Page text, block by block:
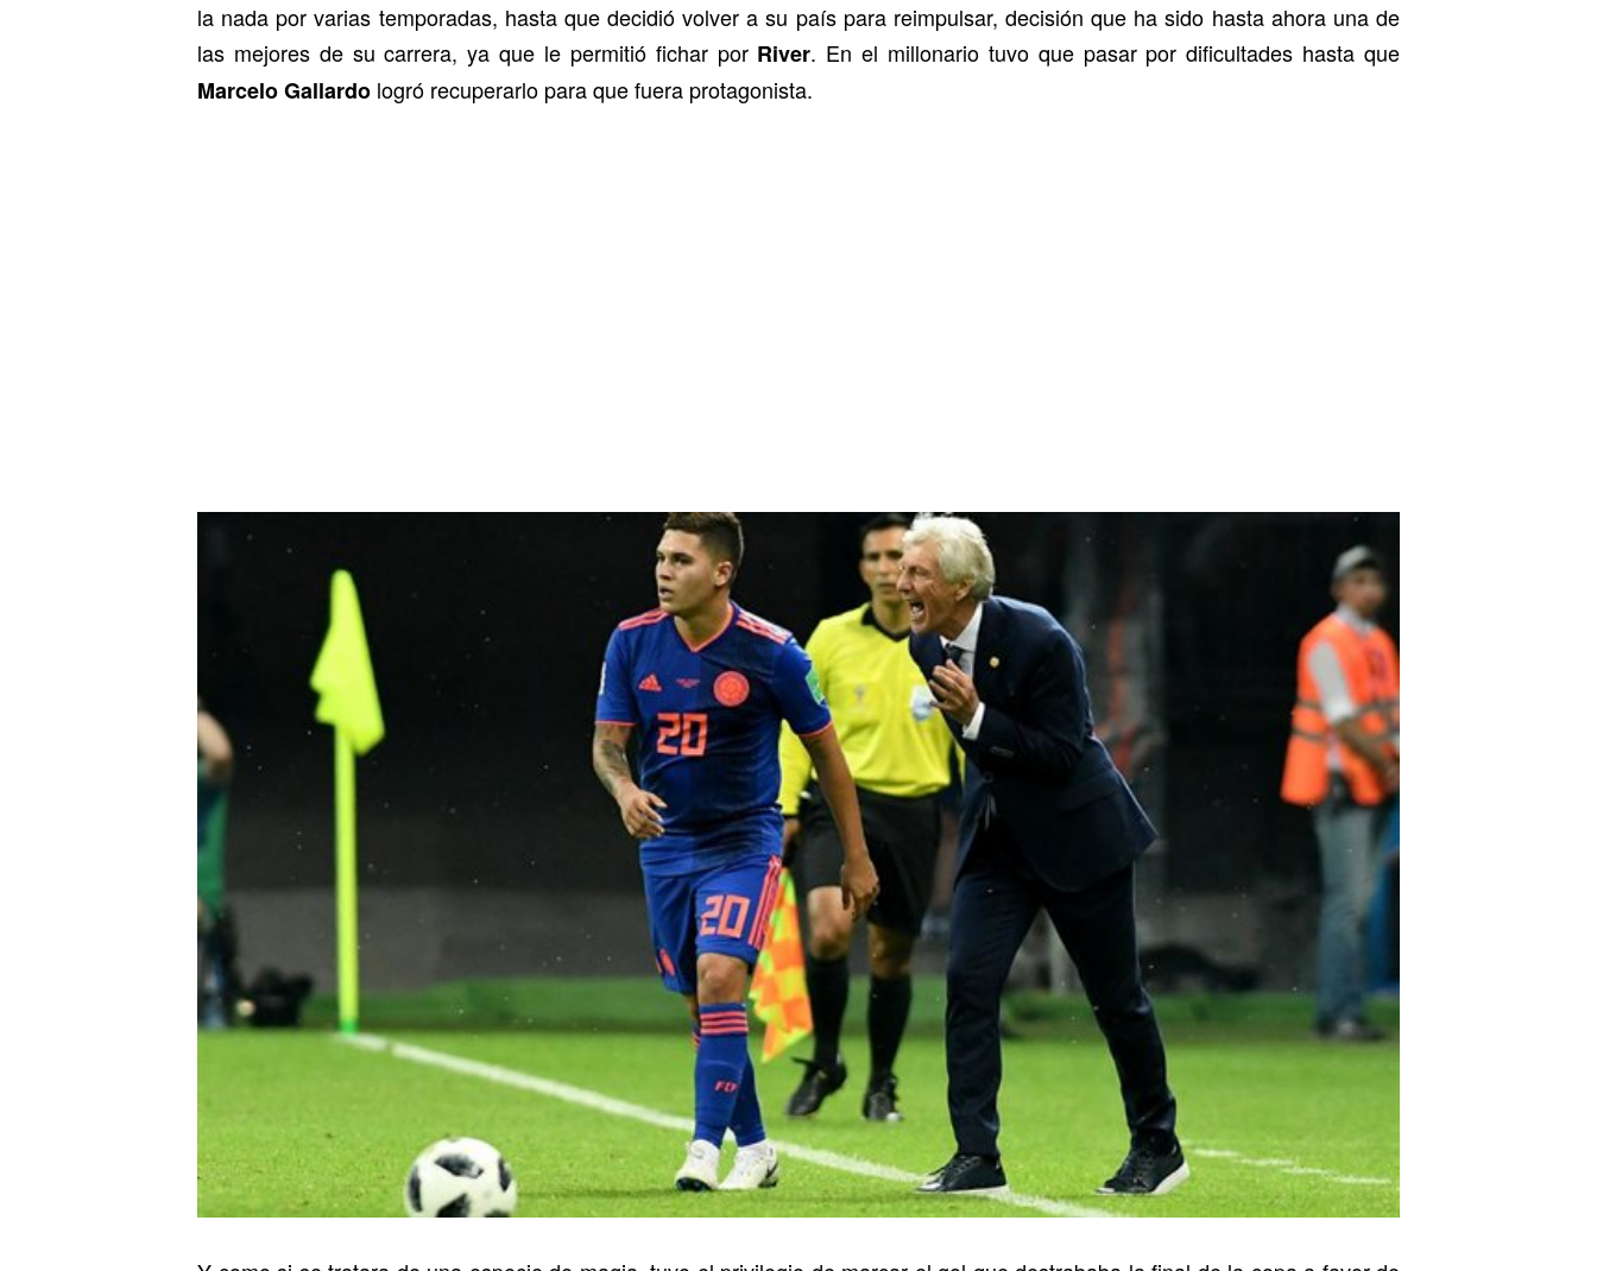
la nada por varias temporadas, hasta que decidió volver a su país para reimpulsar, decisión que ha sido hasta ahora una de
las mejores de su carrera, ya que le permitió fichar por River. En el millonario tuvo que pasar por dificultades hasta que
Marcelo Gallardo logró recuperarlo para que fuera protagonista.